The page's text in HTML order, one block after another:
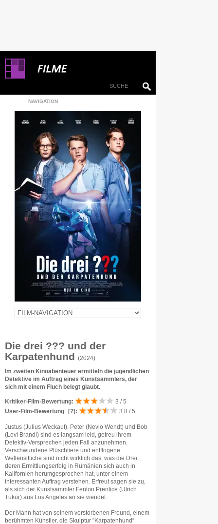
NAVIGATION
Die drei ??? und der
Karpatenhund (2024)
Im zweiten Kinoabenteuer ermitteln die jugendlichen
Detektive im Auftrag eines Kunstsammlers, der
sich mit einem Fluch belegt glaubt.
Kritiker-Film-Bewertung:
3 / 5
User-Film-Bewertung
[?] : 3.8 / 5
Justus (Julius Weckauf), Peter (Nevio Wendt) und Bob
(Levi Brandl) sind es langsam leid, getreu ihrem
Detektiv-Versprechen jeden Fall anzunehmen.
Verschwundene Plüschtiere und entflogene
Wellensittiche sind nicht wirklich das, was die Drei,
deren Ermittlungserfolg in Rumänien sich auch in
Kalifornien herumgesprochen hat, unter einem
interessanten Auftrag verstehen. Erfreut sagen sie zu,
als sich der Kunstsammler Fenton Prentice (Ulrich
Tukur) aus Los Angeles an sie wendet.
Der Mann hat von seinem verstorbenen Freund, einem
berühmten Künstler, die Skulptur "Karpatenhund“